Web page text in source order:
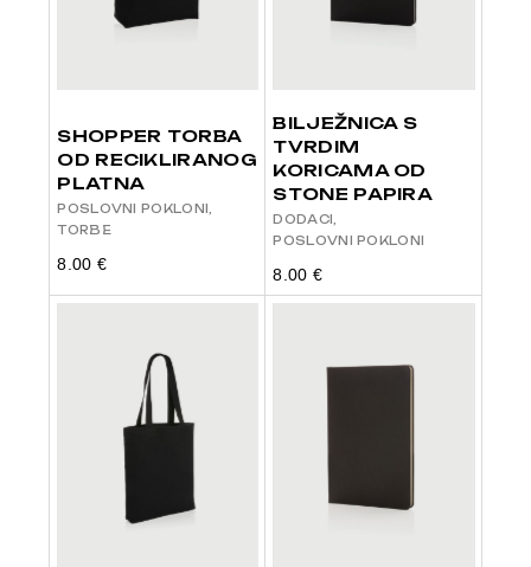
SHOPPER TORBA
OD RECIKLIRANOG
PLATNA
POSLOVNI POKLONI
TORBE
8.00 €
BILJEŽNICA S
TVRDIM
KORICAMA OD
STONE PAPIRA
DODACI
POSLOVNI POKLONI
8.00 €